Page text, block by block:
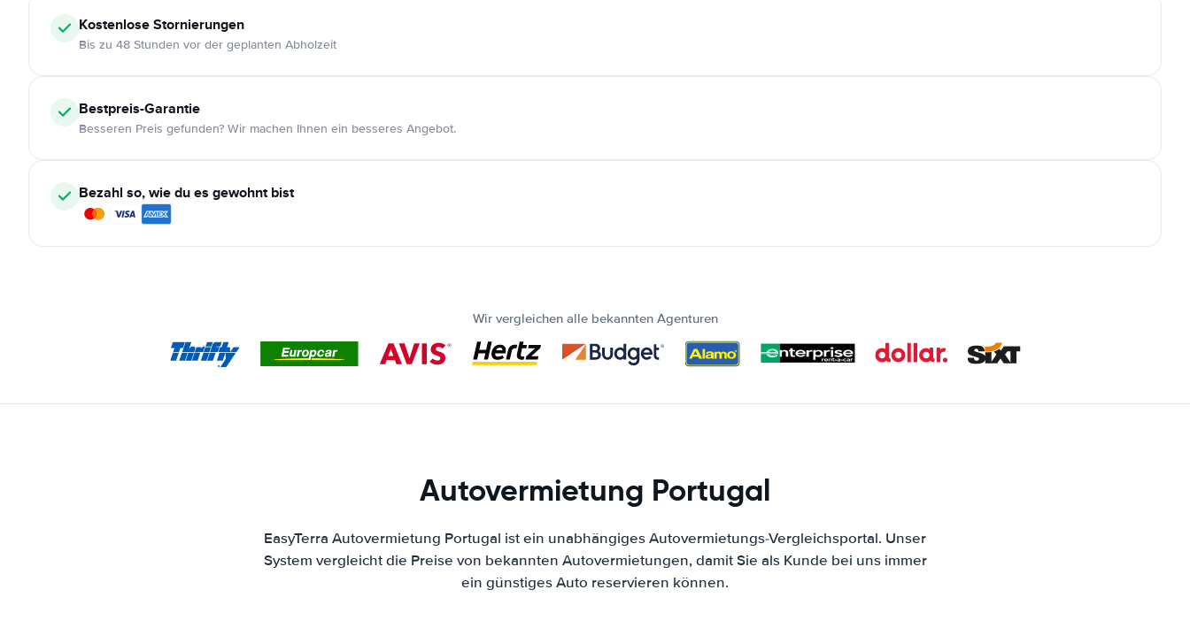
KostenloseStornierungen
Bis zu 48 Stunden vor der geplanten Abholzeit
Bestpreis-Garantie
Besseren Preis gefunden? Wir machen Ihnen ein besseres Angebot.
Bezahl so, wie du es gewohnt bist
Wir vergleichen alle bekannten Agenturen
Autovermietung Portugal
EasyTerra Autovermietung Portugal ist ein unabhängiges Autovermietungs-Vergleichsportal. Unser
System vergleicht die Preise von bekannten Autovermietungen, damit Sie als Kunde bei uns immer
ein günstiges Auto reservieren können.